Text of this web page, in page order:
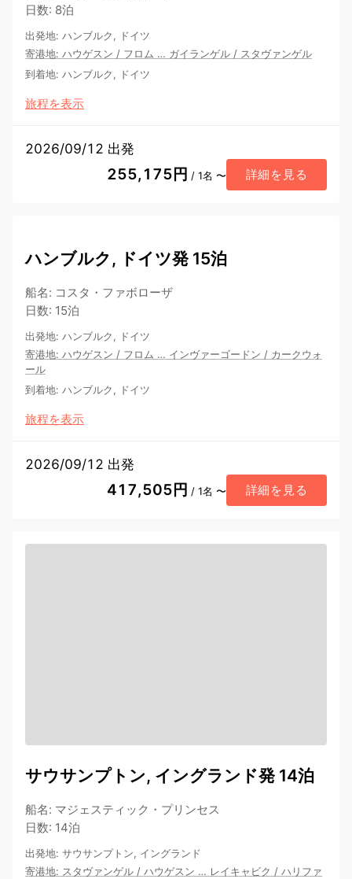
日数: 8泊
出発地: ハンブルク, ドイツ
寄港地: ハウゲスン / フロム … ガイランゲル / スタヴァンゲル
到着地: ハンブルク, ドイツ
旅程を表示
2026/09/12 出発
255,175円 / 1名 〜 詳細を見る
ハンブルク, ドイツ発 15泊
船名: コスタ・ファボローザ
日数: 15泊
出発地: ハンブルク, ドイツ
寄港地: ハウゲスン / フロム … インヴァーゴードン / カークウォ
ール
到着地: ハンブルク, ドイツ
旅程を表示
2026/09/12 出発
417,505円 / 1名 〜 詳細を見る
サウサンプトン, イングランド発 14泊
船名: マジェスティック・プリンセス
日数: 14泊
出発地: サウサンプトン, イングランド
寄港地: スタヴァンゲル / ハウゲスン … レイキャビク / ハリファ